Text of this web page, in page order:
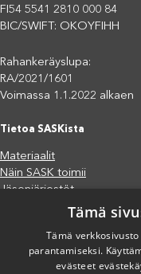
FI54 5541 2810 000 84
BIC/SWIFT: OKOYFIHH
Rahankeräyslupa:
RA/2021/1601
Voimassa 1.1.2022 alkaen
Tietoa SASKista
Materiaalit
Näin SASK toimii
Jäsenjärjestöt
Saavutettavuusseloste
Tietosuojaseloste
Eettiset periaatteet (pdf)
Miten voit auttaa?
Tämä
Tämä
parantamiseksi.
evästeet